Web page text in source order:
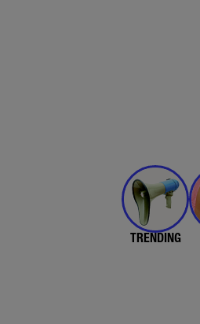
TRENDING